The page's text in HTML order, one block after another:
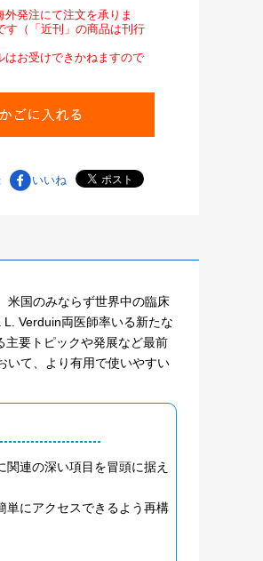
発注にて注文を承りま
す（「近刊」の商品は刊行
はお受けできかねますので
いいね
米国のみならず世界中の臨床
Verduin両医師率いる新たな
主要トピックや発展など最前
いて、より有用で使いやすい
連の深い項目を冒頭に据え
単にアクセスできるよう再構